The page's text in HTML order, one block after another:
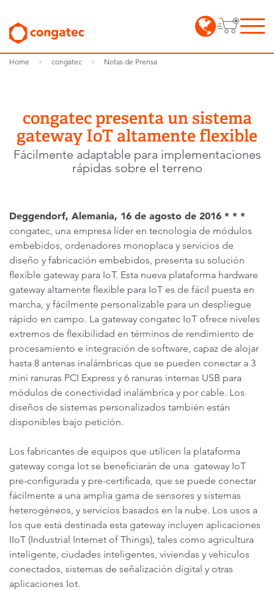
Home congatec Notas de Prensa
congatec presenta un sistema
gateway IoT altamente flexible
Fácilmente adaptable para implementaciones
rápidas sobre el terreno
Deggendorf, Alemania, 16 de agosto de 2016 * * *
congatec, una empresa líder en tecnología de módulos
embebidos, ordenadores monoplaca y servicios de
diseño y fabricación embebidos, presenta su solución
flexible gateway para IoT. Esta nueva plataforma hardware
gateway altamente flexible para IoT es de fácil puesta en
marcha, y fácilmente personalizable para un despliegue
rápido en campo. La gateway congatec IoT ofrece niveles
extremos de flexibilidad en términos de rendimiento de
procesamiento e integración de software, capaz de alojar
hasta 8 antenas inalámbricas que se pueden conectar a 3
mini ranuras PCI Express y 6 ranuras internas USB para
módulos de conectividad inalámbrica y por cable. Los
diseños de sistemas personalizados también están
disponibles bajo petición.
Los fabricantes de equipos que utilicen la plataforma
gateway conga Iot se beneficiarán de una gateway IoT
pre-configurada y pre-certificada, que se puede conectar
fácilmente a una amplia gama de sensores y sistemas
heterogéneos, y servicios basados en la nube. Los usos a
los que está destinada esta gateway incluyen aplicaciones
IIoT (Industrial Internet of Things), tales como agricultura
inteligente, ciudades inteligentes, viviendas y vehículos
conectados, sistemas de señalización digital y otras
aplicaciones Iot.